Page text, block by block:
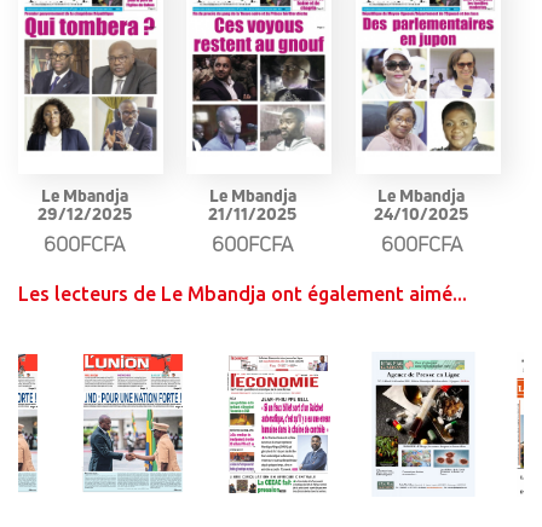
Le Mbandja
29/12/2025
600FCFA
Le Mbandja
21/11/2025
600FCFA
Le Mbandja
24/10/2025
600FCFA
Les lecteurs de Le Mbandja ont également aimé...